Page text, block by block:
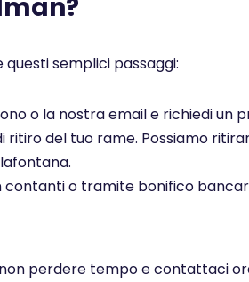
semplici passaggi:
o la nostra email e richiedi un
del tuo rame. Possiamo
contanti o tramite bonifico
perdere tempo e contattaci